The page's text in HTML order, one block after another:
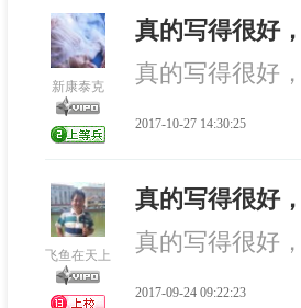
新康泰克
真的写得很好
真的写得很好
2017-10-27 14:30:25
飞鱼在天上
真的写得很好
真的写得很好
2017-09-24 09:22:23